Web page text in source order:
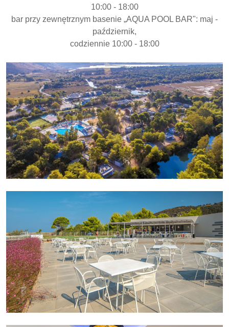
10:00 - 18:00
bar przy zewnętrznym basenie „AQUA POOL BAR": maj -
październik,
codziennie 10:00 - 18:00